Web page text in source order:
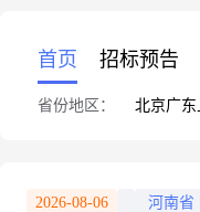
首页 招标预告
省份地区： 北京广东
2026-08-06 河南省